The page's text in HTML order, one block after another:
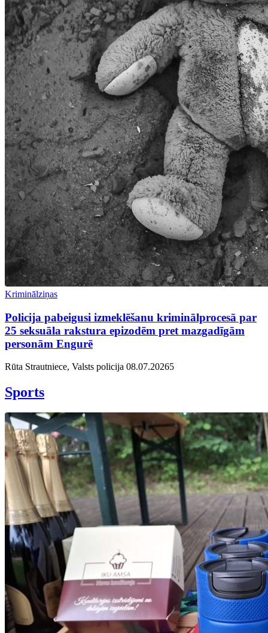
Kriminālziņas
Policija pabeigusi izmeklēšanu kriminālprocesā par
25 seksuāla rakstura epizodēm pret mazgadīgām
personām Engurē
Rūta Strautniece, Valsts policija 08.07.20265
Sports